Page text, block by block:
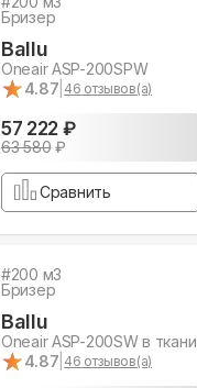
Бризер
Ballu
Oneair ASP-200SPW
★
★4.87 46 отзывов(а)
57 222 ₽
63 580₽
Сравнить
#200 м3
Бризер
Ballu
Oneair ASP-200SW в ткани
★
★4.87 46 отзывов(а)